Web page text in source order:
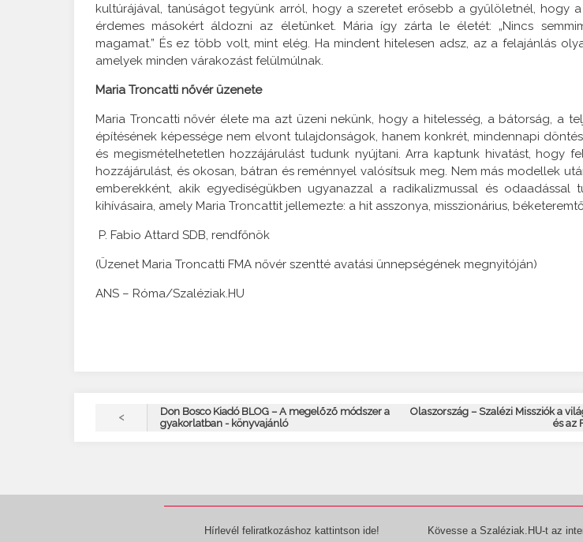
kultúrájával, tanúságot tegyünk arról, hogy a szeretet erősebb a gyűlöletnél, hogy
érdemes másokért áldozni az életünket. Mária így zárta le életét: „Nincs
magamat.” És ez több volt, mint elég. Ha mindent hitelesen adsz, az a felajánlás
amelyek minden várakozást felülmúlnak.
Maria Troncatti nővér üzenete
Maria Troncatti nővér élete ma azt üzeni nekünk, hogy a hitelesség, a bátorság, a
építésének képessége nem elvont tulajdonságok, hanem konkrét, mindennapi
és megismételhetetlen hozzájárulást tudunk nyújtani. Arra kaptunk hivatást, hogy
hozzájárulást, és okosan, bátran és reménnyel valósítsuk meg. Nem más modellek
emberekként, akik egyediségükben ugyanazzal a radikalizmussal és odaadással
kihívásaira, amely Maria Troncattit jellemezte: a hit asszonya, misszionárius,
P. Fabio Attard SDB, rendfőnök
(Üzenet Maria Troncatti FMA nővér szentté avatási ünnepségének megnyitóján)
ANS – Róma/Szaléziak.HU
<
Don Bosco Kiadó BLOG – A megelőző módszer a
gyakorlatban - könyvajánló
Olaszország – Szalézi Missziók a
és az
Hírlevél feliratkozáshoz kattintson ide! Kövesse a Szaléziak.HU-t az